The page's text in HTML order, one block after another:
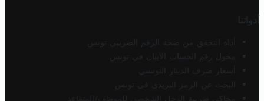
أدواتنا
أداة التحقق من صحة الرقم الضريبي تونس
محول رقم الحساب الآيبان في تونس
أسعار صرف الدينار التونسي
البحث عن الرمز البريدي في تونس
محاكي ضريبة الدخل الشخصي للموظف/المتقاعد